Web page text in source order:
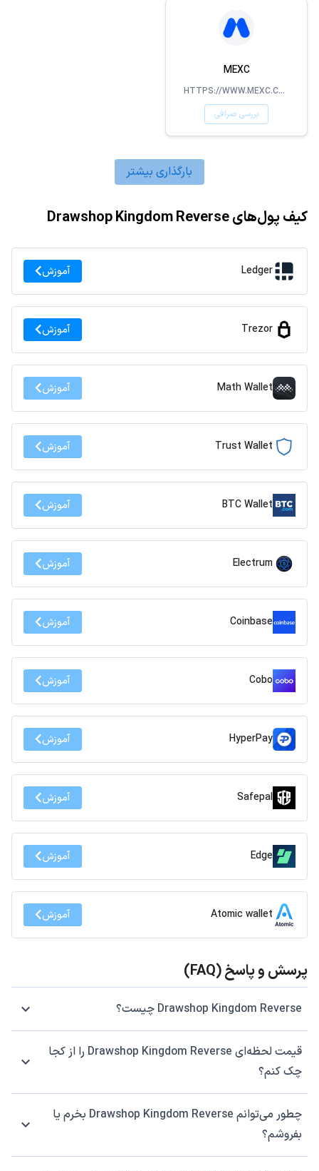
MEXC
HTTPS://WWW.MEXC.COM/
بررسی صرافی
بارگذاری بیشتر
کیف پول‌های Drawshop Kingdom Reverse
Ledger آموزش
Trezor آموزش
Math Wallet آموزش
Trust Wallet آموزش
BTC Wallet آموزش
Electrum آموزش
Coinbase آموزش
Cobo آموزش
HyperPay آموزش
Safepal آموزش
Edge آموزش
Atomic wallet آموزش
پرسش و پاسخ (FAQ)
Drawshop Kingdom Reverse چیست؟
قیمت لحظه‌ای Drawshop Kingdom Reverse را از کجا
چک کنم؟
چطور می‌توانم Drawshop Kingdom Reverse بخرم یا
بفروشم؟